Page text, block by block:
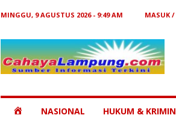
MINGGU, 9 AGUSTUS 2026 - 9:49 AM
MASUK /
Lampung
HOMENASIONAL HUKUM &